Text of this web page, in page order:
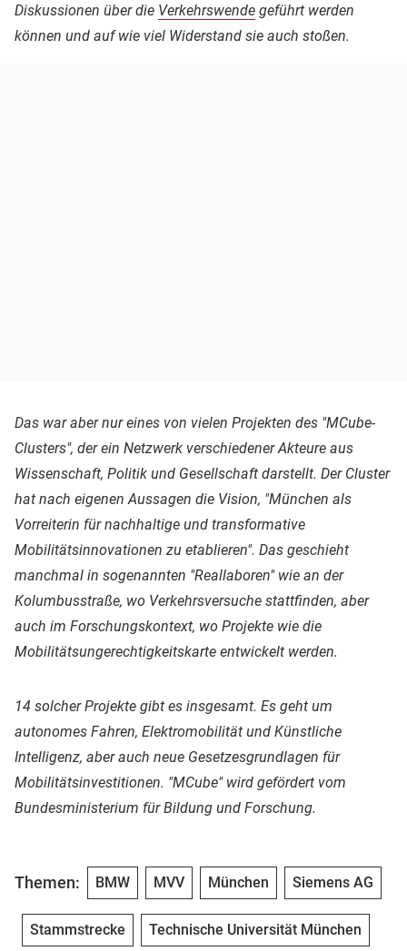
Diskussionen über die Verkehrswende geführt werden
können und auf wie viel Widerstand sie auch stoßen.
Das war aber nur eines von vielen Projekten des "MCube-
Clusters", der ein Netzwerk verschiedener Akteure aus
Wissenschaft, Politik und Gesellschaft darstellt. Der Cluster
hat nach eigenen Aussagen die Vision, "München als
Vorreiterin für nachhaltige und transformative
Mobilitätsinnovationen zu etablieren". Das geschieht
manchmal in sogenannten "Reallaboren" wie an der
Kolumbusstraße, wo Verkehrsversuche stattfinden, aber
auch im Forschungskontext, wo Projekte wie die
Mobilitätsungerechtigkeitskarte entwickelt werden.
14 solcher Projekte gibt es insgesamt. Es geht um
autonomes Fahren, Elektromobilität und Künstliche
Intelligenz, aber auch neue Gesetzesgrundlagen für
Mobilitätsinvestitionen. "MCube" wird gefördert vom
Bundesministerium für Bildung und Forschung.
Themen: BMW MVV München Siemens AG
Stammstrecke Technische Universität München